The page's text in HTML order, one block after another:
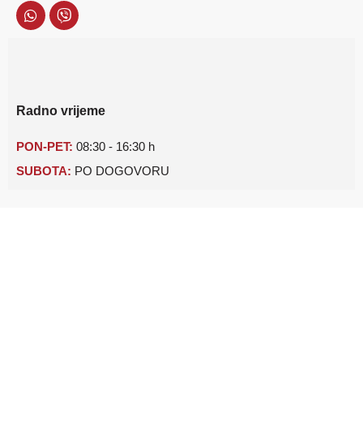
Radno vrijeme
PON-PET: 08:30 - 16:30 h
SUBOTA: PO DOGOVORU